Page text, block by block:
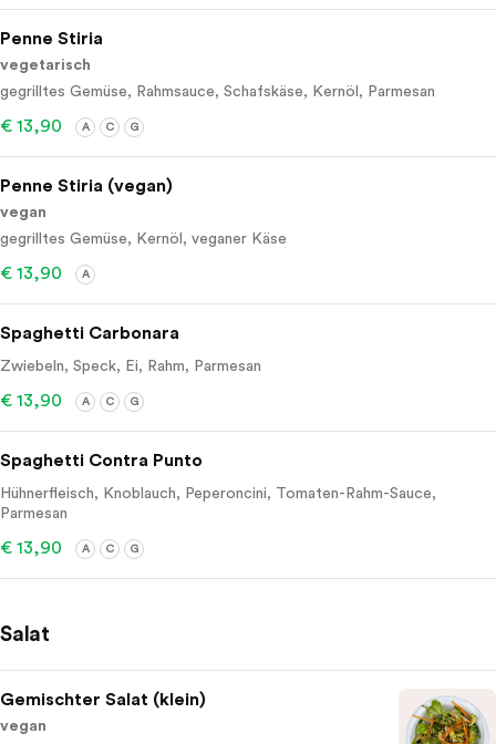
Penne Stiria
vegetarisch
gegrilltes Gemüse, Rahmsauce, Schafskäse, Kernöl, Parmesan
€ 13,90 A C G
Penne Stiria (vegan)
vegan
gegrilltes Gemüse, Kernöl, veganer Käse
€ 13,90 A
Spaghetti Carbonara
Zwiebeln, Speck, Ei, Rahm, Parmesan
€ 13,90 A C G
Spaghetti Contra Punto
Hühnerfleisch, Knoblauch, Peperoncini, Tomaten-Rahm-Sauce,
Parmesan
€ 13,90 A C G
Salat
Gemischter Salat (klein)
vegan